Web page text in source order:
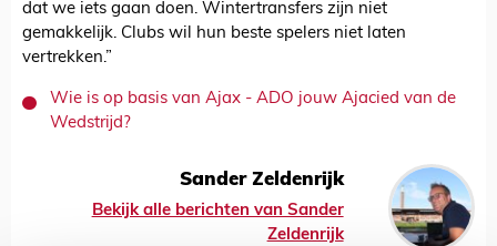
dat we iets gaan doen. Wintertransfers zijn niet
gemakkelijk. Clubs wil hun beste spelers niet laten
vertrekken.”
Wie is op basis van Ajax - ADO jouw Ajacied van de
Wedstrijd?
Sander Zeldenrijk
Bekijk alle berichten van Sander
Zeldenrijk